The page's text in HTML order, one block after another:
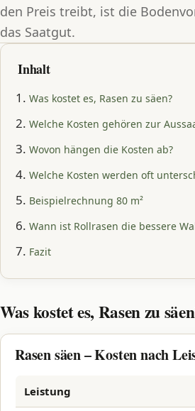
den Preis treibt, ist die
das Saatgut.
Inhalt
Was kostet es, Rasen zu säen?
Welche Kosten gehören zur
Wovon hängen die Kosten ab?
Welche Kosten werden oft
Beispielrechnung 80 m²
Wann ist Rollrasen die bessere
Fazit
Was kostet es, Rasen zu
Rasen säen – Kosten nach
Leistung